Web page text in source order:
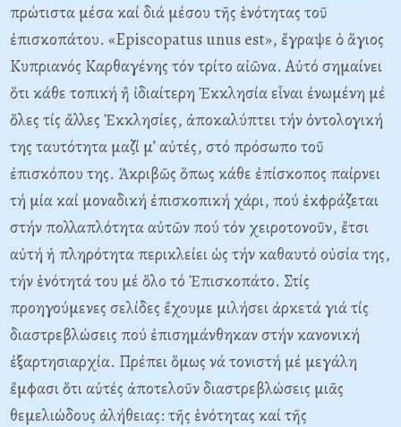
πρώτιστα μέσα καί διά μέσου τῆς ἑνότητας τοῦ
ἐπισκοπάτου. «Episcopatus unus est», ἔγραψε ὁ ἅγιος
Κυπριανός Καρθαγένης τόν τρίτο αἰῶνα. Αὐτό σημαίνει
ὅτι κάθε τοπική ἢ ἰδιαίτερη Ἐκκλησία εἶναι ἐνωμένη μέ
ὅλες τίς ἄλλες Ἐκκλησίες, ἀποκαλύπτει τήν ὀντολογική
της ταυτότητα μαζί μ’ αὐτές, στό πρόσωπο τοῦ
ἐπισκόπου της. Ἀκριβῶς ὅπως κάθε ἐπίσκοπος παίρνει
τή μία καί μοναδική ἐπισκοπική χάρι, πού ἐκφράζεται
στήν πολλαπλότητα αὐτῶν πού τόν χειροτονοῦν, ἔτσι
αὐτή ἡ πληρότητα περικλείει ὡς τήν καθαυτό οὐσία της,
τήν ἑνότητά του μέ ὅλο τό Ἐπισκοπάτο. Στίς
προηγούμενες σελίδες ἔχουμε μιλήσει ἀρκετά γιά τίς
διαστρεβλώσεις πού ἐπισημάνθηκαν στήν κανονική
ἐξαρτησιαρχία. Πρέπει ὅμως νά τονιστή μέ μεγάλη
ἔμφασι ὅτι αὐτές ἀποτελοῦν διαστρεβλώσεις μιᾶς
θεμελιώδους ἀλήθειας: τῆς ἑνότητας καί τῆς